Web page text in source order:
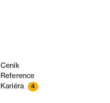
Ceník
Reference
Kariéra 4